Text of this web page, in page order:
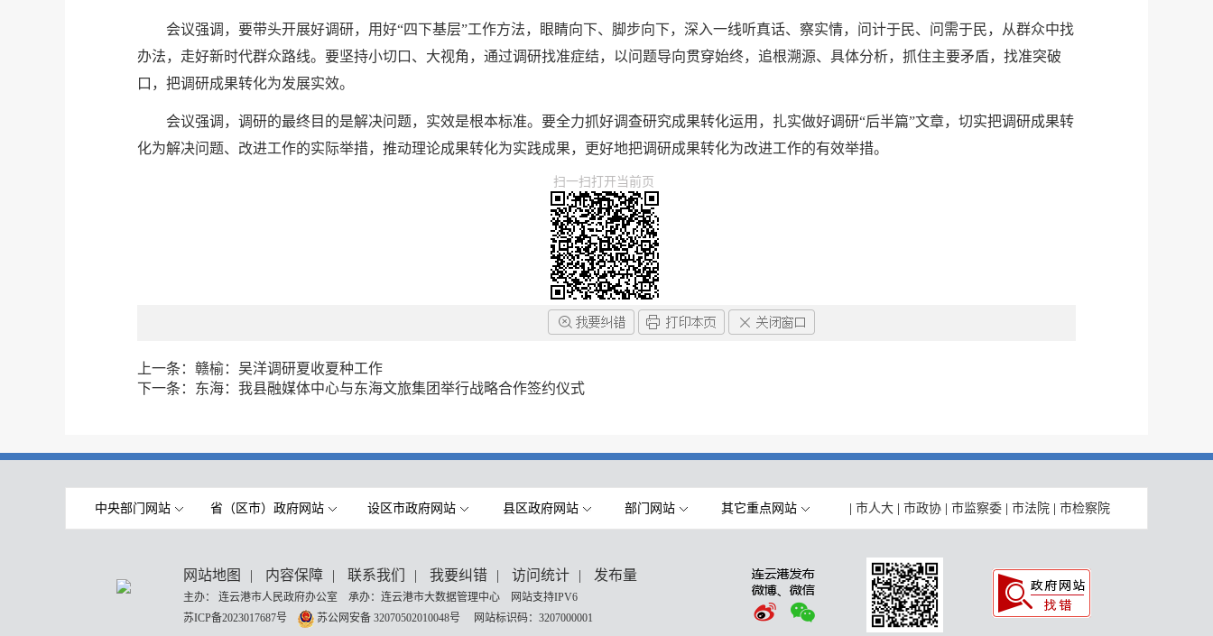
会议强调，要带头开展好调研，用好“四下基层”工作方法，眼睛向下、脚步向下，深入一线听真话、察实情，问计于民、问需于民，从群众中找
办法，走好新时代群众路线。要坚持小切口、大视角，通过调研找准症结，以问题导向贯穿始终，追根溯源、具体分析，抓住主要矛盾，找准突破
口，把调研成果转化为发展实效。
会议强调，调研的最终目的是解决问题，实效是根本标准。要全力抓好调查研究成果转化运用，扎实做好调研“后半篇”文章，切实把调研成果转
化为解决问题、改进工作的实际举措，推动理论成果转化为实践成果，更好地把调研成果转化为改进工作的有效举措。
扫一扫打开当前页
上一条： 赣榆：吴洋调研夏收夏种工作
下一条： 东海：我县融媒体中心与东海文旅集团举行战略合作签约仪式
中央部门网站 省（区市）政府网站 设区市政府网站 县区政府网站 部门网站 其它重点网站 市人大 市政协 市监察委 市法院 市检察院
网站地图 | 内容保障 | 联系我们 | 我要纠错 | 访问统计 | 发布量
主办： 连云港市人民政府办公室 承办：连云港市大数据管理中心 网站支持IPV6
苏ICP备2023017687号
苏公网安备 32070502010048号 网站标识码：3207000001